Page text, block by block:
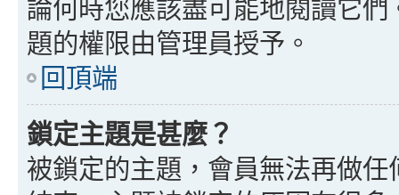
論何時您應該盡可能地閱讀它
題的權限由管理員授予。
回頂端
鎖定主題是甚麼？
被鎖定的主題，會員無法再做